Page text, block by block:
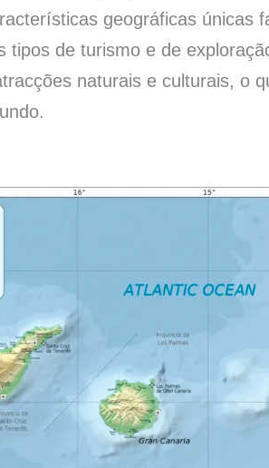
geográficas únicas
tipos de turismo e de
naturais e culturais, o